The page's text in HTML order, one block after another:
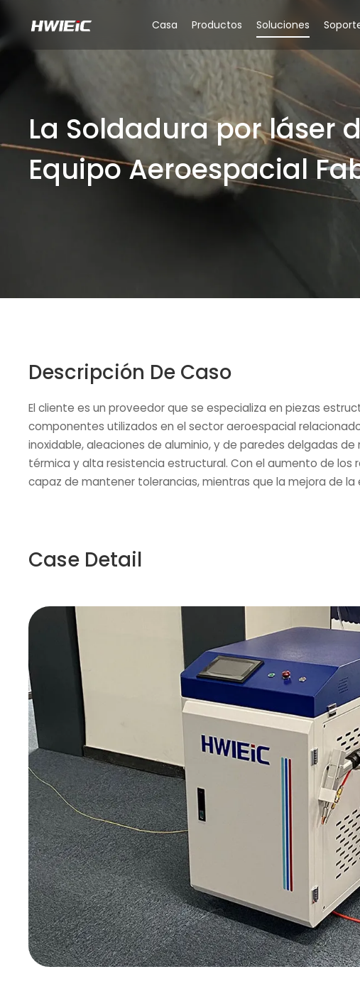
Casa Productos Soluciones
La Soldadura por láser
Equipo Aeroespacial
Descripción De Caso
El cliente es un proveedor que se especializa en piezas
componentes utilizados en el sector aeroespacial
inoxidable, aleaciones de aluminio, y de paredes delgadas
térmica y alta resistencia estructural. Con el aumento de
capaz de mantener tolerancias, mientras que la mejora de
Case Detail